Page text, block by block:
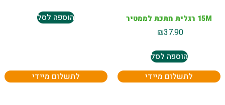
15M רגלית מתכת לממטיר
₪37.90
הוספה לסל
לתשלום מיידי
הוספה לסל
לתשלום מיידי